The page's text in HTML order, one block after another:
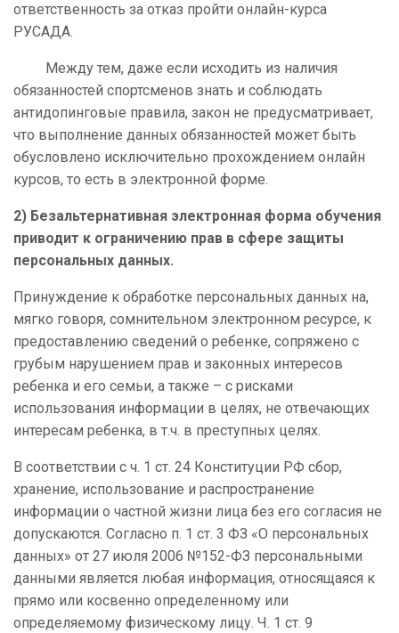
ответственность за отказ пройти онлайн-курса
РУСАДА.
Между тем, даже если исходить из наличия
обязанностей спортсменов знать и соблюдать
антидопинговые правила, закон не предусматривает,
что выполнение данных обязанностей может быть
обусловлено исключительно прохождением онлайн
курсов, то есть в электронной форме.
2) Безальтернативная электронная форма обучения
приводит к ограничению прав в сфере защиты
персональных данных.
Принуждение к обработке персональных данных на,
мягко говоря, сомнительном электронном ресурсе, к
предоставлению сведений о ребенке, сопряжено с
грубым нарушением прав и законных интересов
ребенка и его семьи, а также – с рисками
использования информации в целях, не отвечающих
интересам ребенка, в т.ч. в преступных целях.
В соответствии с ч. 1 ст. 24 Конституции РФ сбор,
хранение, использование и распространение
информации о частной жизни лица без его согласия не
допускаются. Согласно п. 1 ст. 3 ФЗ «О персональных
данных» от 27 июля 2006 №152-ФЗ персональными
данными является любая информация, относящаяся к
прямо или косвенно определенному или
определяемому физическому лицу. Ч. 1 ст. 9